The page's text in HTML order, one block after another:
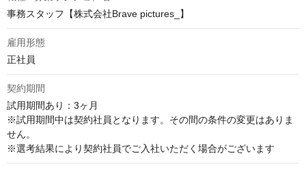
事務スタッフ【株式会社Brave pictures_】
雇用形態
正社員
契約期間
試用期間あり：3ヶ月
※試用期間中は契約社員となります。その間の条件の変更はありま
せん。
※選考結果により契約社員でご入社いただく場合がございます